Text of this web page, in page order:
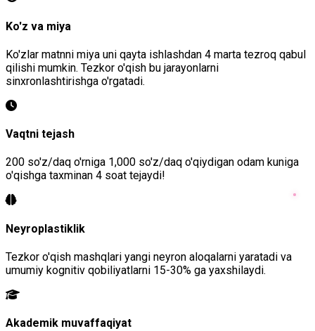
Ko'z va miya
Ko'zlar matnni miya uni qayta ishlashdan 4 marta tezroq qabul
qilishi mumkin. Tezkor o'qish bu jarayonlarni
sinxronlashtirishga o'rgatadi.
Vaqtni tejash
200 so'z/daq o'rniga 1,000 so'z/daq o'qiydigan odam kuniga
o'qishga taxminan 4 soat tejaydi!
Neyroplastiklik
Tezkor o'qish mashqlari yangi neyron aloqalarni yaratadi va
umumiy kognitiv qobiliyatlarni 15-30% ga yaxshilaydi.
Akademik muvaffaqiyat